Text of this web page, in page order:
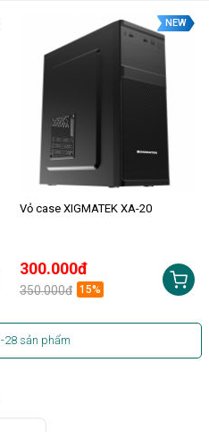
NEW
Vỏ case XIGMATEK XA-20
300.000đ
350.000đ 15%
-28sản phẩm